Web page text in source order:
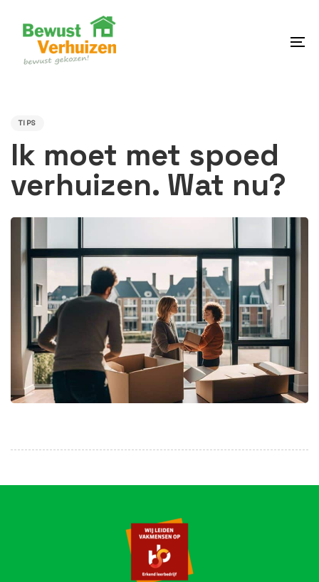
content
TIPS
Ik moet met spoed
verhuizen. Wat nu?